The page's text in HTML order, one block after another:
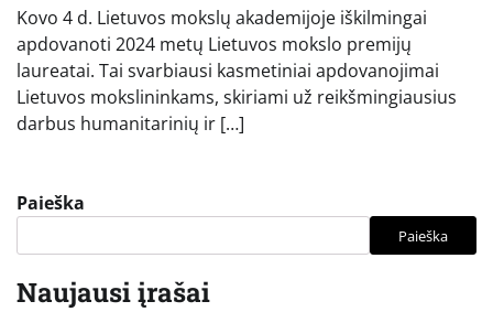
Kovo 4 d. Lietuvos mokslų akademijoje iškilmingai
apdovanoti 2024 metų Lietuvos mokslo premijų
laureatai. Tai svarbiausi kasmetiniai apdovanojimai
Lietuvos mokslininkams, skiriami už reikšmingiausius
darbus humanitarinių ir […]
Paieška
Paieška
Naujausi įrašai